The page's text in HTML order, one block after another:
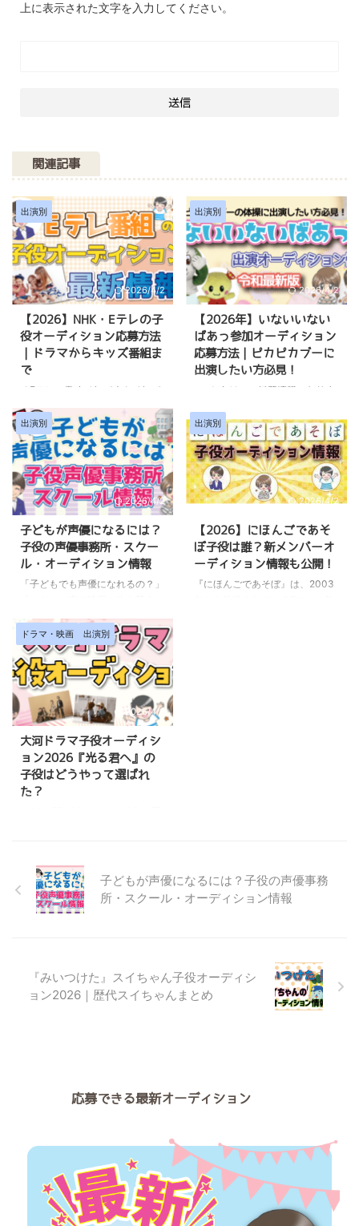
上に表示された文字を入力してください。
関連記事
出演別
2026/4/2
【2026】NHK・Eテレの子
役オーディション応募方法
｜ドラマからキッズ番組ま
で
「Eテレの天才てれびくんてれび
戦士になるにはどこから応募した
らいいの？」 「いないいないば
あっ！に出演している赤ちゃんは
どうやって選ばれたの？」 「Eテ
レ朝ドラの子役になるにはどうし
たらいいの？」 Eテレの子供番組
に出演する方法を調べてみてもな
かなかコレ！といった情報に辿り
着けないですよね。 こちらの記
事では、NHK・Eテレで放送され
ている子供向け番組やドラマのオ
ーディション情報から出演するま
組やNHKのドラマに出演できた
らいいなと思われている ...
出演別
2026/4/2
【2026年】いないいない
ばあっ参加オーディション
応募方法｜ピカピカブーに
出演したい方必見！
※こちらは、の最新情報になりま
『いないいないばあっ！』 赤ち
ゃんが生まれて初めて見る番組が
『いないいないばあっ！』という
子も多いですよね。 「いないい
ないばあっ！のコーナーに我が子
を出演させてみたい！」 「ワン
一緒にピカピカブーを踊りた
い！」 「参加の一般公募はある
の？」 そんな悩みのママに向け
て、こちらの記事では、 【いな
出演別
2026/4/2
子どもが声優になるには？
子役の声優事務所・スクー
ル・オーディション情報
「子どもでも声優になれるの？」
出演している子役はどうやって選
ばれるんだろう？」 「キッズの
声優事務所に入る方法が知りた
い」 こちらの記事では、 子ども
の声優になる方法 子ども声優を
募集している事務所・スクール
声優を目指す子どもたちや保護者
さんの気になるQ＆A などについ
てまとめています。 子どもの声
優に興味のある方は、ぜひ最後ま
でご覧ください！ ＼キッズ声優
の実績多数！／ テアトルアカデ
出演別
2026/4/2
【2026】にほんごであそ
ぼ子役は誰？新メンバーオ
ーディション情報も公開！
『にほんごであそぼ』は、2003
ドラマ・映画 出演別
2026/4/2
大河ドラマ子役オーディシ
ョン2026『光る君へ』の
子役はどうやって選ばれ
た？
ドラマの子役にはどうやったらな
れるの？」 「大河ドラマの子役
オーディション情報を知りたい」
最新子役オーディション情報 に
ついて詳しくご紹介しています。
最新作『豊臣兄弟！』の子役さん
子どもが声優になるには？子役の声優事務
所・スクール・オーディション情報
『みいつけた』スイちゃん子役オーディシ
ョン2026｜歴代スイちゃんまとめ
応募できる最新オーディション